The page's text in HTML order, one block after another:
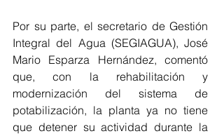
Por su parte, el secretario de Gestión
Integral del Agua (SEGIAGUA), José
Mario Esparza Hernández, comentó
que, con la rehabilitación y
modernización del sistema de
potabilización, la planta ya no tiene
que detener su actividad durante la